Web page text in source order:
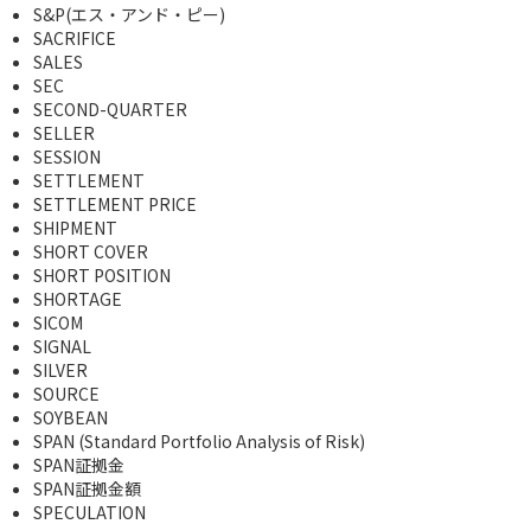
S&P(エス・アンド・ピー)
SACRIFICE
SALES
SEC
SECOND-QUARTER
SELLER
SESSION
SETTLEMENT
SETTLEMENT PRICE
SHIPMENT
SHORT COVER
SHORT POSITION
SHORTAGE
SICOM
SIGNAL
SILVER
SOURCE
SOYBEAN
SPAN (Standard Portfolio Analysis of Risk)
SPAN証拠金
SPAN証拠金額
SPECULATION